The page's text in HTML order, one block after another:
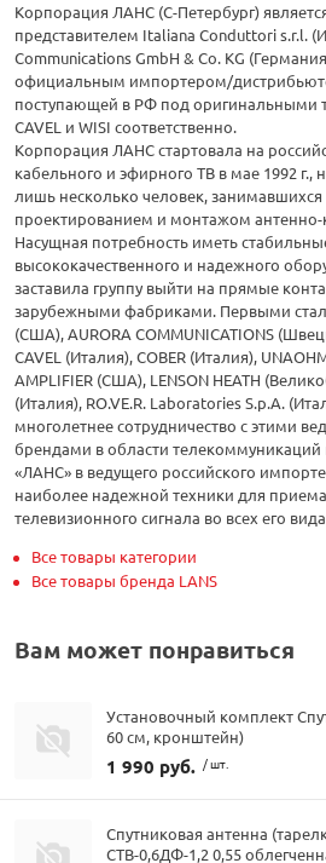
Корпорация ЛАНС (С-Петербург)
представителем Italiana Conduttori s.r.l.
Communications GmbH & Co. KG
официальным импортером/
поступающей в РФ под оригинальными
CAVEL и WISI соответственно.
Корпорация ЛАНС стартовала на
кабельного и эфирного ТВ в мае 1992 г.,
лишь несколько человек,
проектированием и монтажом антенно-
Насущная потребность иметь
высококачественного и надежного
заставила группу выйти на прямые
зарубежными фабриками. Первыми
(США), AURORA COMMUNICATIONS
CAVEL (Италия), COBER (Италия),
AMPLIFIER (США), LENSON HEATH
(Италия), RO.VE.R. Laboratories S.p.A.
многолетнее сотрудничество с этими
брендами в области телекоммуникаций
«ЛАНС» в ведущего российского
наиболее надежной техники для
телевизионного сигнала во всех его
Все товары категории
Все товары бренда LANS
Вам может понравиться
Установочный комплект
60 см, кронштейн)
1 990 руб. / шт.
Спутниковая антенна
СТВ-0,6ДФ-1,2 0,55